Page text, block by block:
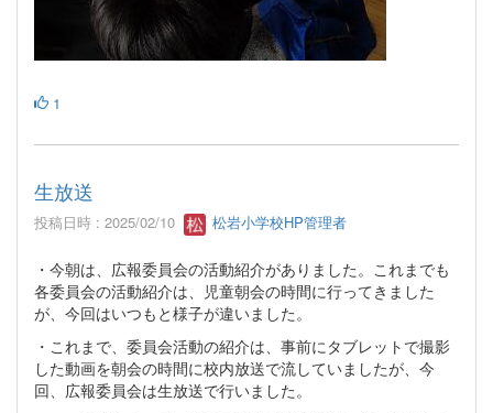
1
生放送
投稿日時 : 2025/02/10 松岩小学校HP管理者
・今朝は、広報委員会の活動紹介がありました。これまでも
各委員会の活動紹介は、児童朝会の時間に行ってきました
が、今回はいつもと様子が違いました。
・これまで、委員会活動の紹介は、事前にタブレットで撮影
した動画を朝会の時間に校内放送で流していましたが、今
回、広報委員会は生放送で行いました。